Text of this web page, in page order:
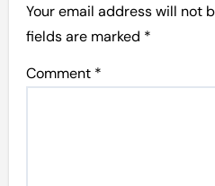
Your email address will not
fields are marked *
Comment *